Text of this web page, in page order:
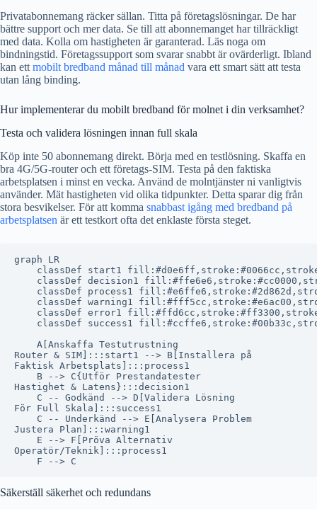
Privatabonnemang räcker sällan. Titta på företagslösningar. De har
bättre support och mer data. Se till att abonnemanget har tillräckligt
med data. Kolla om hastigheten är garanterad. Läs noga om
bindningstid. Företagssupport som svarar snabbt är ovärderligt. Ibland
kan ett mobilt bredband månad till månad vara ett smart sätt att testa
utan lång binding.
Hur implementerar du mobilt bredband för molnet i din verksamhet?
Testa och validera lösningen innan full skala
Köp inte 50 abonnemang direkt. Börja med en testlösning. Skaffa en
bra 4G/5G-router och ett företags-SIM. Testa på den faktiska
arbetsplatsen i minst en vecka. Använd de molntjänster ni vanligtvis
använder. Mät hastigheten vid olika tidpunkter. Detta sparar dig från
stora besvikelser. För att komma snabbast igång med bredband på
arbetsplatsen är ett testkort ofta det enklaste första steget.
graph LR
classDef start1
classDef decision1
classDef process1
classDef warning1
classDef error1
classDef success1
    A[Anskaffa Testutrustning
Router & SIM]:::start1 --> B[Installera på
Faktisk Arbetsplats]:::process1
    B --> C{Utför Prestandatester
Hastighet & Latens}:::decision1
    C -- Godkänd --> D[Validera Lösning
För Full Skala]:::success1
    C -- Underkänd --> E[Analysera Problem
Justera Plan]:::warning1
    E --> F[Pröva Alternativ
Operatör/Teknik]:::process1
Säkerställ säkerhet och redundans